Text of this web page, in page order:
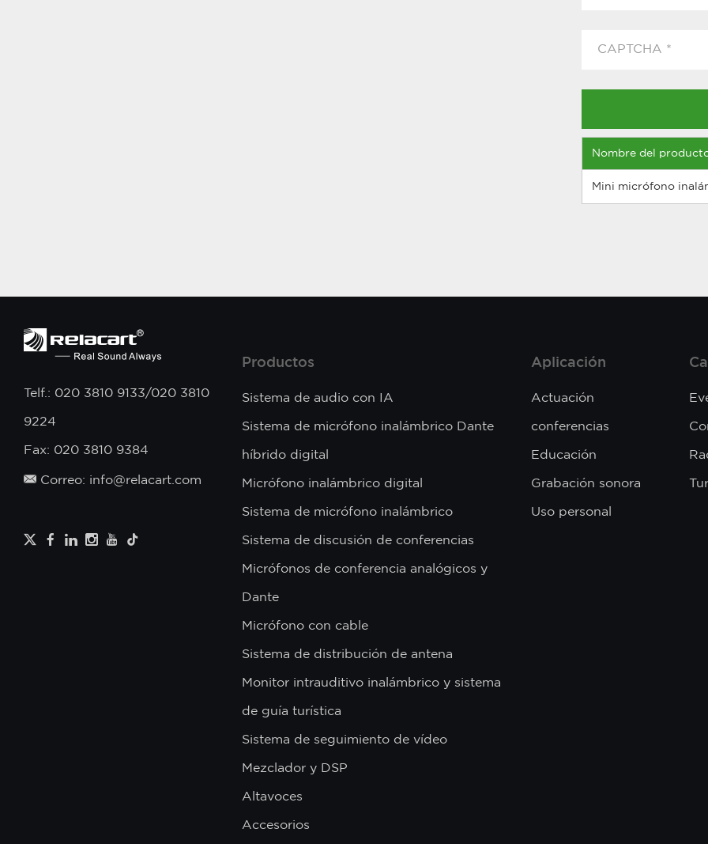
Nombre del
Mini micrófono
Telf.: 020 3810 9133/020 3810
9224
Fax: 020 3810 9384
Correo: info@relacart.com
Productos
Sistema de audio con IA
Sistema de micrófono inalámbrico Dante
híbrido digital
Micrófono inalámbrico digital
Sistema de micrófono inalámbrico
Sistema de discusión de conferencias
Micrófonos de conferencia analógicos y
Dante
Micrófono con cable
Sistema de distribución de antena
Monitor intrauditivo inalámbrico y sistema
de guía turística
Sistema de seguimiento de vídeo
Mezclador y DSP
Altavoces
Accesorios
Aplicación
Actuación
conferencias
Educación
Grabación sonora
Uso personal